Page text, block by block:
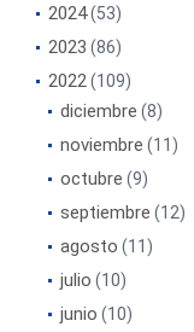
2024(53)
2023 (86)
2022(109)
diciembre (8)
noviembre (11)
octubre (9)
septiembre (12)
agosto (11)
julio (10)
junio (10)